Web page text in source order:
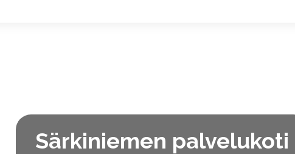
Särkiniemen palvelukoti